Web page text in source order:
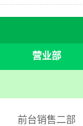
营业部
前台销售二部